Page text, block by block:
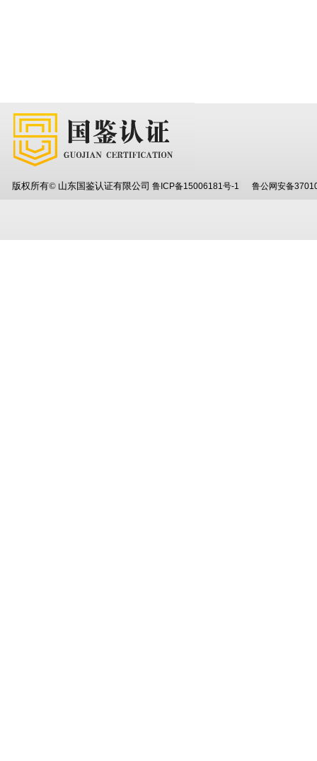
版权所有© 山东国鉴认证有限公司 鲁ICP备15006181号-1 鲁公网安备